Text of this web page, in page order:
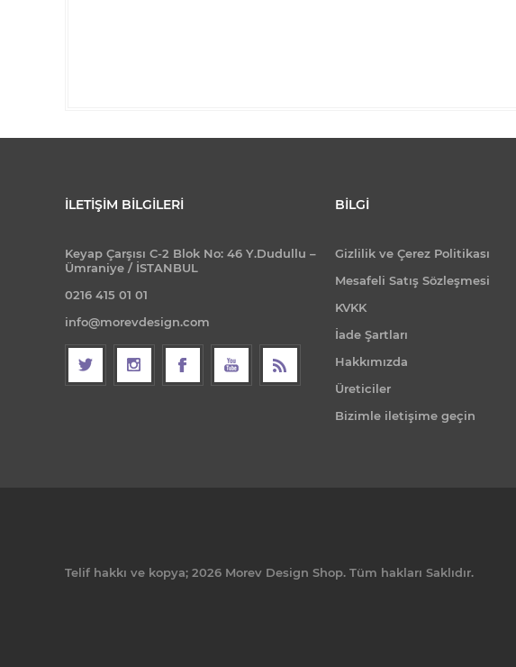
İLETIŞIM BILGILERI
Keyap Çarşısı C-2 Blok No: 46 Y.Dudullu –
Ümraniye / İSTANBUL
0216 415 01 01
info@morevdesign.com
BILGI
Gizlilik ve Çerez Politikası
Mesafeli Satış Sözleşmesi
KVKK
İade Şartları
Hakkımızda
Üreticiler
Bizimle iletişime geçin
Telif hakkı ve kopya; 2026 Morev Design Shop. Tüm hakları Saklıdır.